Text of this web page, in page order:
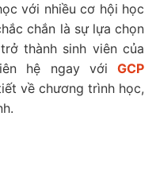
với nhiều cơ hội học
chắn là sự lựa chọn
thành sinh viên của
hệ ngay với GCP
về chương trình học,